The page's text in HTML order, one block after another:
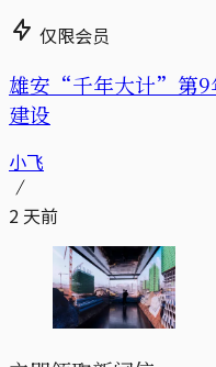
仅限会员
雄安“千年大计”第9
建设
小飞
2 天前